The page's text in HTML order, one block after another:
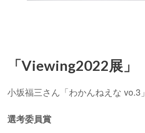
「Viewing2022展」
小坂福三さん「わかんねえな vo.3」
選考委員賞